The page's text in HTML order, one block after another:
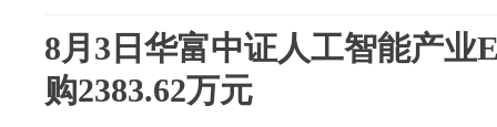
8月3日华富中证人工智能产业
购2383.62万元